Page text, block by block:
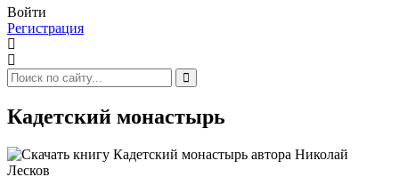
Войти
Регистрация
Кадетский монастырь